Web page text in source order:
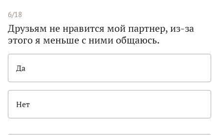
6/18
Друзьям не нравится мой партнер, из-за
этого я меньше с ними общаюсь.
Да
Нет